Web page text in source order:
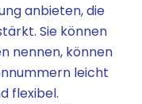
anbie­ten, die
Sie kön­nen
nen­nen, kön­nen
leicht
flexibel.